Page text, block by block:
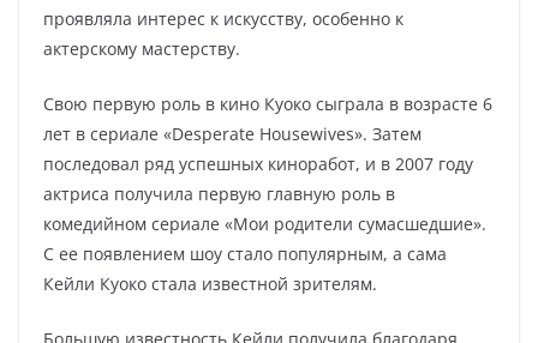
проявляла интерес к искусству, особенно к
актерскому мастерству.
Свою первую роль в кино Куоко сыграла в возрасте 6
лет в сериале «Desperate Housewives». Затем
последовал ряд успешных киноработ, и в 2007 году
актриса получила первую главную роль в
комедийном сериале «Мои родители сумасшедшие».
С ее появлением шоу стало популярным, а сама
Кейли Куоко стала известной зрителям.